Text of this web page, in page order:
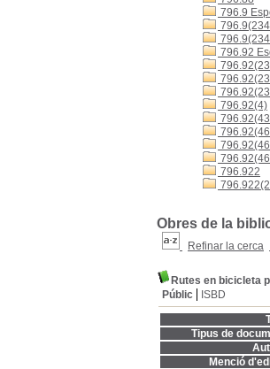
796.9
796.92
796.92(4)
796.922
Obres de la
Refinar la cerca
Rutes en bicicleta
Públic
ISBD
Tipus de
Menció